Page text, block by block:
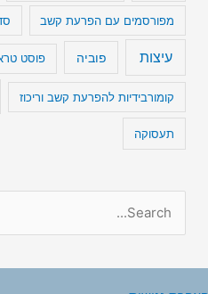
מפורסמים עם הפרעת קשב
עיצות פוביה פוסט
קומורבידיות להפרעת קשב וריכוז
תעסוקה
a